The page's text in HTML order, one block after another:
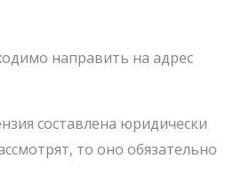
направить на адрес
составлена юридически
то оно обязательно